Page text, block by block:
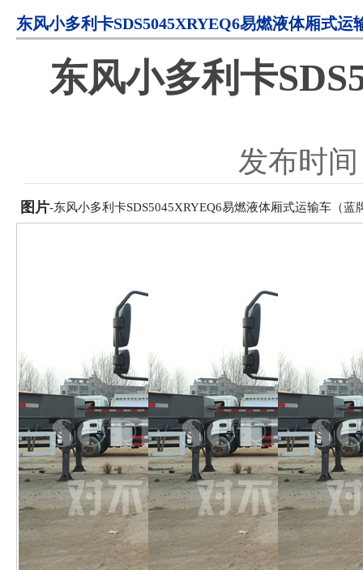
东风小多利卡SDS5045XRYEQ6易燃液体厢式运
东风小多利卡
发布时
图片-东风小多利卡SDS5045XRYEQ6易燃液体厢式运输车（蓝